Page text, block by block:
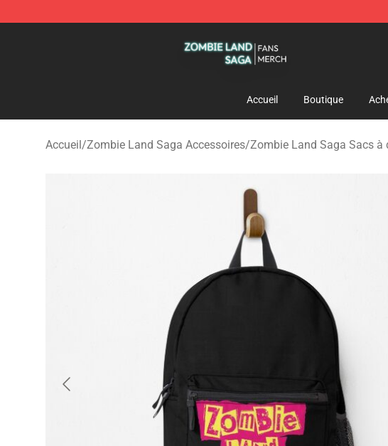
Accueil Boutique
Accueil/Zombie Land Saga Accessoires/Zombie Land Saga Sacs à